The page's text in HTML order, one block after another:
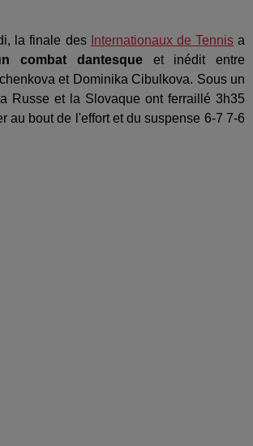
la finale des Internationaux de Tennisa
combat dantesqueet inédit entre
et Dominika Cibulkova. Sous un
Russe et la Slovaque ont ferraillé 3h35
au bout de l'effort et du suspense 6-7 7-6